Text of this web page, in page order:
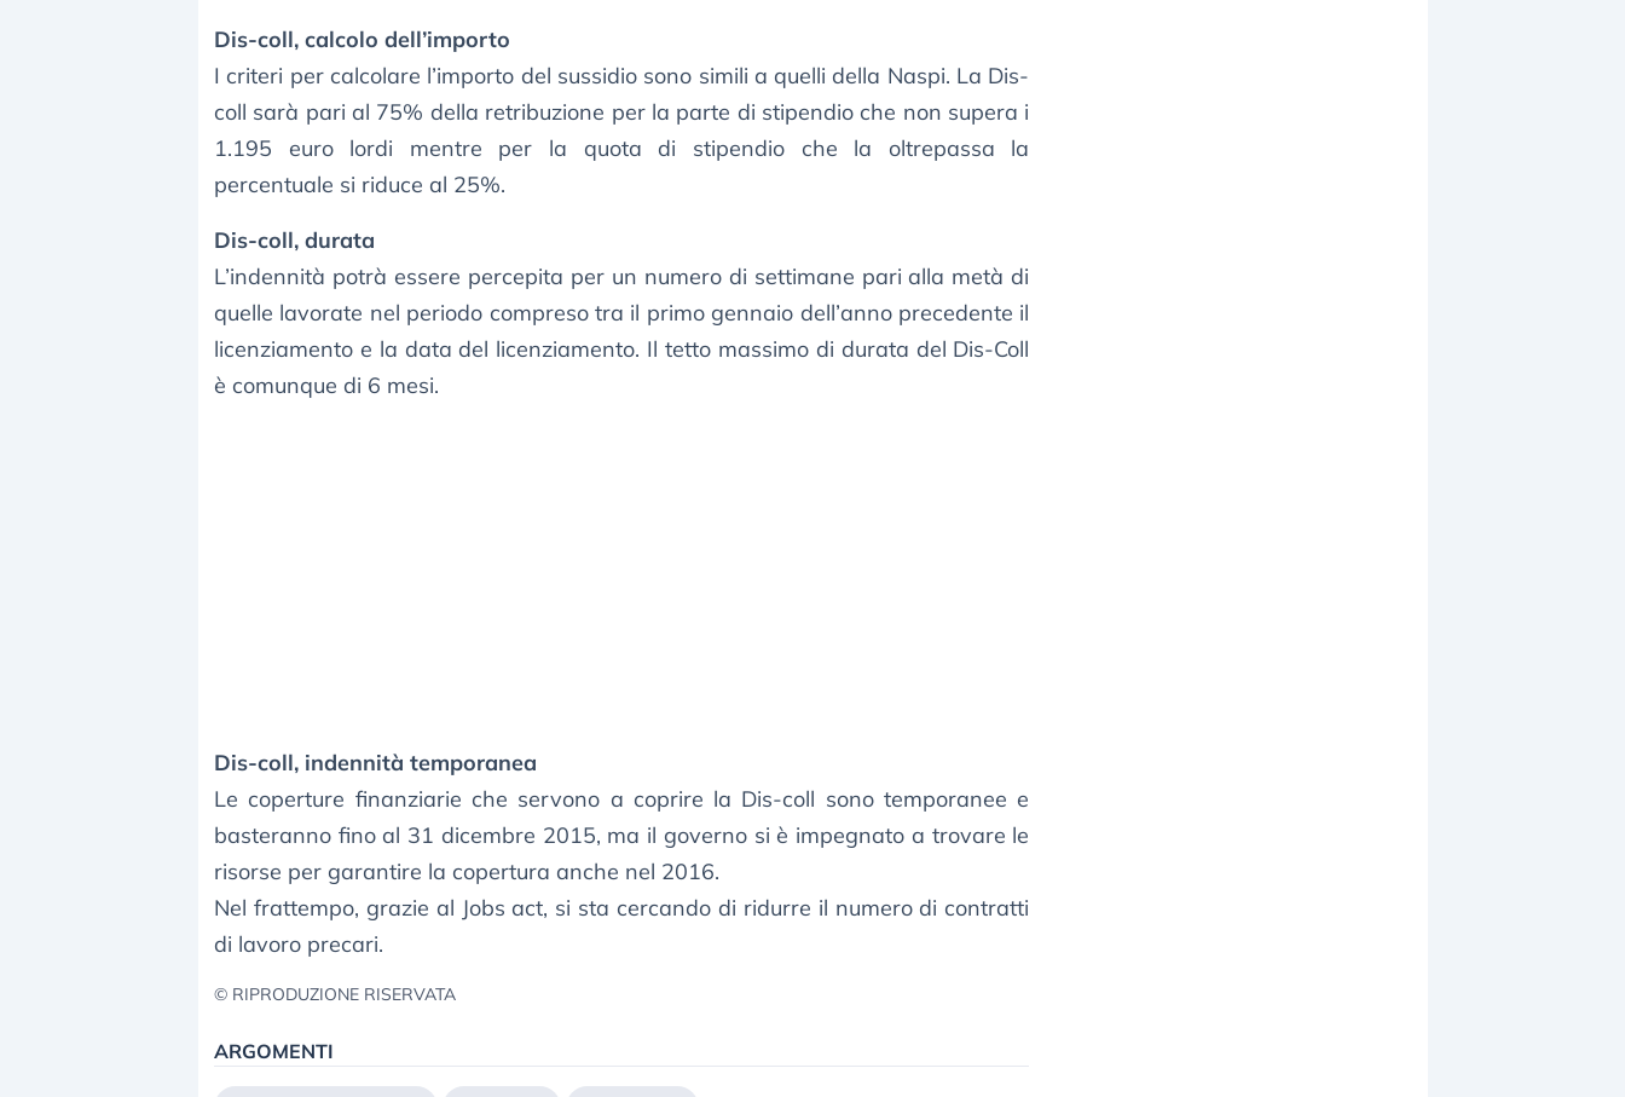
Dis-coll, calcolo dell’importo
I criteri per calcolare l’importo del sussidio sono simili a quelli della Naspi. La Dis-
coll sarà pari al 75% della retribuzione per la parte di stipendio che non supera i
1.195 euro lordi mentre per la quota di stipendio che la oltrepassa la
percentuale si riduce al 25%.
Dis-coll, durata
L’indennità potrà essere percepita per un numero di settimane pari alla metà di
quelle lavorate nel periodo compreso tra il primo gennaio dell’anno precedente il
licenziamento e la data del licenziamento. Il tetto massimo di durata del Dis-Coll
è comunque di 6 mesi.
Dis-coll, indennità temporanea
Le coperture finanziarie che servono a coprire la Dis-coll sono temporanee e
basteranno fino al 31 dicembre 2015, ma il governo si è impegnato a trovare le
risorse per garantire la copertura anche nel 2016.
Nel frattempo, grazie al Jobs act, si sta cercando di ridurre il numero di contratti
di lavoro precari.
© RIPRODUZIONE RISERVATA
ARGOMENTI